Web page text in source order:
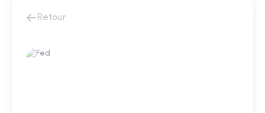
Retour